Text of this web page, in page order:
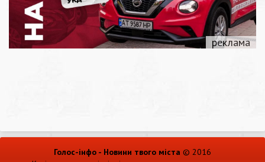
Голос-інфо - Новини твого міста © 2016